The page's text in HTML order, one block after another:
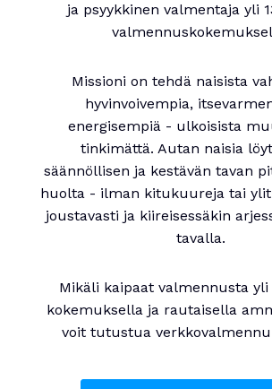
ja psyykkinen valmentaja yli
Missioni on tehdä naisista
hyvinvoivempia,
energisempiä - ulkoisista
tinkimättä. Autan naisia
säännöllisen ja kestävän tavan
huolta - ilman kitukuureja tai
joustavasti ja kiireisessäkin
tavalla.
Mikäli kaipaat valmennusta yli
kokemuksella ja rautaisella
voit tutustua